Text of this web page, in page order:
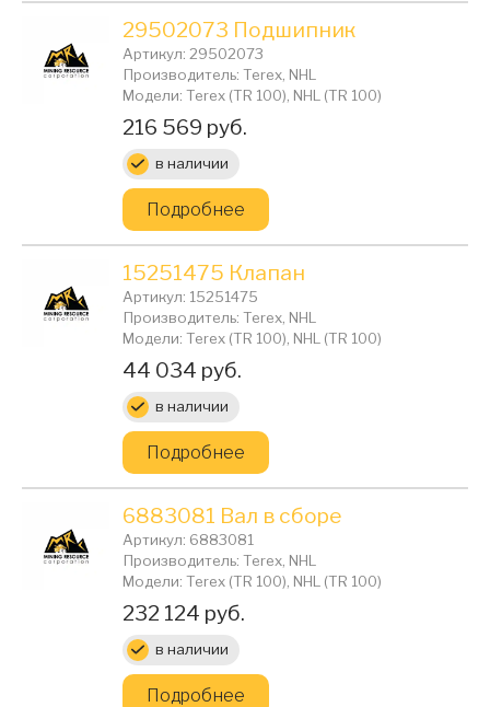
29502073 Подшипник
Артикул: 29502073
Производитель: Terex, NHL
Модели: Terex (TR 100), NHL (TR 100)
Цена:
216 569 руб.
в наличии
Подробнее
15251475 Клапан
Артикул: 15251475
Производитель: Terex, NHL
Модели: Terex (TR 100), NHL (TR 100)
Цена:
44 034 руб.
в наличии
Подробнее
6883081 Вал в сборе
Артикул: 6883081
Производитель: Terex, NHL
Модели: Terex (TR 100), NHL (TR 100)
Цена:
232 124 руб.
в наличии
Подробнее